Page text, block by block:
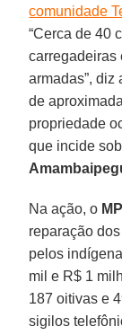
comunidade
“Cerca de 40
carregadeiras
armadas”, diz
de
propriedade
que incide
Na ação, o
reparação
pelos
mil e R$ 1
187 oitivas e
sigilos